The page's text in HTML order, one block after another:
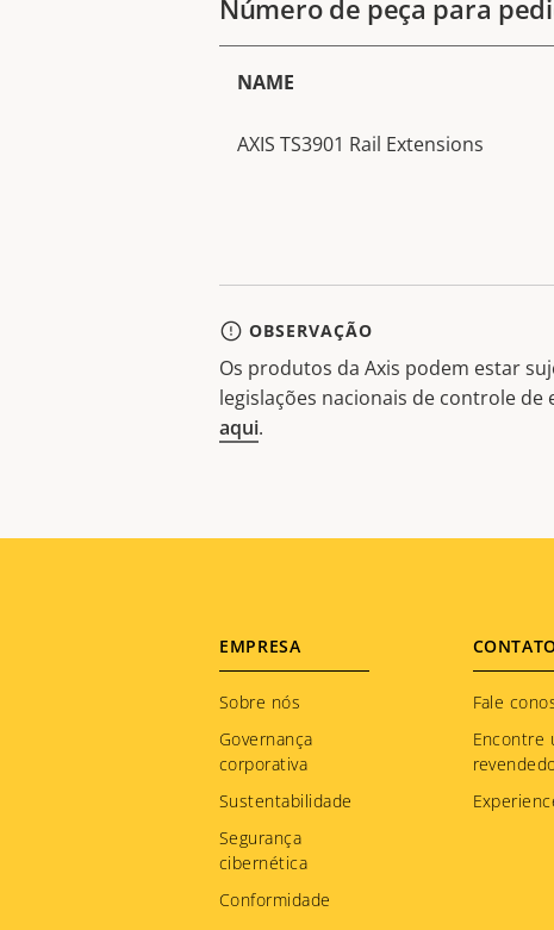
Número de peça para
NAME
AXIS TS3901 Rail Extensions
OBSERVAÇÃO
Os produtos da Axis podem estar
legislações nacionais de controle de
aqui.
Footer
menu
EMPRESA
Sobre nós
Governança
corporativa
Sustentabilidade
Segurança
cibernética
Conformidade
Fale
Encontre